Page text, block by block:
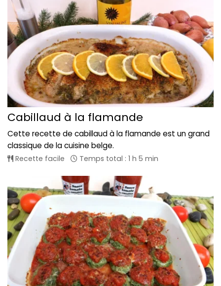
Cabillaud à la flamande
Cette recette de cabillaud à la flamande est un grand
classique de la cuisine belge.
Recette facile Temps total : 1 h 5 min